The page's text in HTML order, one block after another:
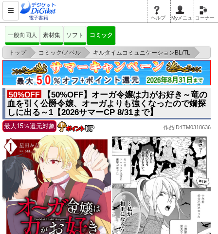
電子書籍 ヘルプ Myメニュ コーナー
一般向同人 素材集 ソフト コミック
トップ > コミック/ノベル > キルタイムコミュニケーションBL/TL
>
【50%OFF】オーガ令嬢は力がお好き～竜の血を引く公爵令嬢、オーガより
も強くな
50%OFF
【50%OFF】オーガ令嬢は力がお好き～竜の
血を引く公爵令嬢、オーガよりも強くなったので婿探
しに出る～1【2026サマーCP 8/31まで】
最大15％還元対象 作品ID:ITM0318636